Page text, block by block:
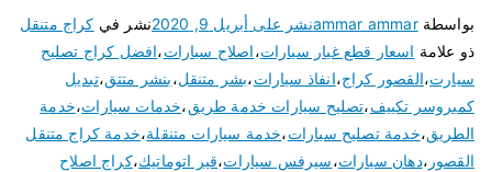
بواسطةammar ammarنشر على أبريل 9, 2020 نشر في كراج متنقل
ذو علامة اسعار قطع غيار سيارات،اصلاح سيارات،افضل كراج تصليح
سيارت،القصور كراج،انفاذ سيارات،بشر متنقل،بنشر متتق،تبديل
كمبروسر تكييف،تصليح سيارات خدمة طريق،خدمات سيارات،خدمة
الطريق،خدمة تصليح سيارات،خدمة سيارات متنقلة،خدمة كراج متنقل
القصور ،دهان سيارات،سيرفس سيارات،قير اتوماتيك،كراج اصلاح